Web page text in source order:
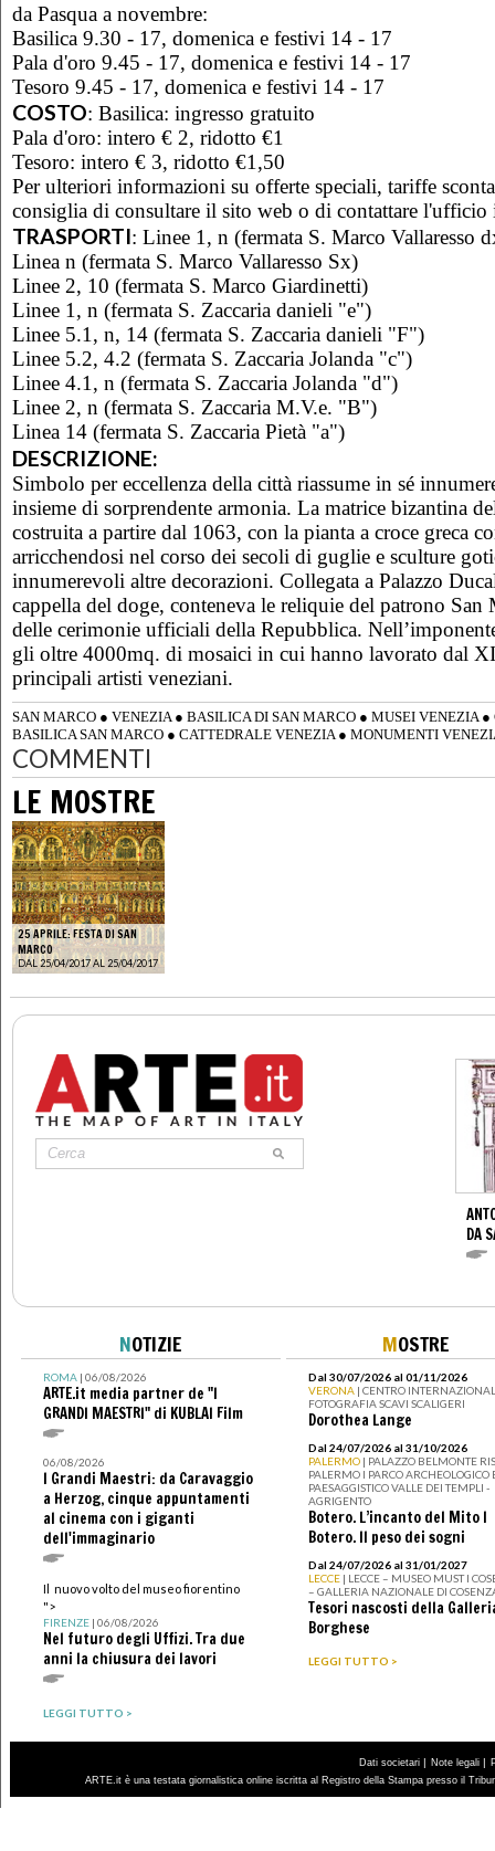
da Pasqua a novembre:
Basilica 9.30 - 17, domenica e festivi 14 - 17
Pala d'oro 9.45 - 17, domenica e festivi 14 - 17
Tesoro 9.45 - 17, domenica e festivi 14 - 17
COSTO: Basilica: ingresso gratuito
Pala d'oro: intero € 2, ridotto €1
Tesoro: intero € 3, ridotto €1,50
Per ulteriori informazioni su offerte speciali, tariffe
consiglia di consultare il sito web o di contattare
TRASPORTI: Linee 1, n (fermata S. Marco Vallaresso
Linea n (fermata S. Marco Vallaresso Sx)
Linee 2, 10 (fermata S. Marco Giardinetti)
Linee 1, n (fermata S. Zaccaria danieli "e")
Linee 5.1, n, 14 (fermata S. Zaccaria danieli "F")
Linee 5.2, 4.2 (fermata S. Zaccaria Jolanda "c")
Linee 4.1, n (fermata S. Zaccaria Jolanda "d")
Linee 2, n (fermata S. Zaccaria M.V.e. "B")
Linea 14 (fermata S. Zaccaria Pietà "a")
DESCRIZIONE:
Simbolo per eccellenza della città riassume in sé
insieme di sorprendente armonia. La matrice bizantina
costruita a partire dal 1063, con la pianta a croce greca
arricchendosi nel corso dei secoli di guglie e sculture
innumerevoli altre decorazioni. Collegata a Palazzo
cappella del doge, conteneva le reliquie del patrono San
delle cerimonie ufficiali della Repubblica.
gli oltre 4000mq. di mosaici in cui hanno lavorato dal
principali artisti veneziani.
SAN MARCO ● VENEZIA ● BASILICA DI SAN MARCO ● MUSEI VENEZIA ●
BASILICA SAN MARCO ● CATTEDRALE VENEZIA ● MONUMENTI
COMMENTI
LE MOSTRE
25 APRILE: FESTA DI SAN
MARCO
DAL 25/04/2017 AL 25/04/2017
DA
NOTIZIE
ROMA| 06/08/2026
ARTE.it media partner de "I
GRANDI MAESTRI" di KUBLAI Film
06/08/2026
I Grandi Maestri: da Caravaggio
a Herzog, cinque appuntamenti
al cinema con i giganti
dell'immaginario
Il nuovo volto del museo fiorentino
">
FIRENZE| 06/08/2026
Nel futuro degli Uffizi. Tra due
anni la chiusura dei lavori
LEGGI TUTTO >
MOSTRE
Dal 30/07/2026 al 01/11/2026
VERONA | CENTRO
FOTOGRAFIA SCAVI SCALIGERI
Dorothea Lange
Dal 24/07/2026 al 31/10/2026
PALERMO | PALAZZO BELMONTE
PALERMO I PARCO ARCHEOLOGICO
PAESAGGISTICO VALLE DEI TEMPLI -
AGRIGENTO
Botero. L’incanto del Mito I
Botero. Il peso dei sogni
Dal 24/07/2026 al 31/01/2027
LECCE | LECCE – MUSEO MUST I
– GALLERIA NAZIONALE DI
Tesori nascosti della
Borghese
LEGGI TUTTO >
Dati societari | Note legali |
ARTE.it è una testata giornalistica online iscritta al Registro della Stampa presso il